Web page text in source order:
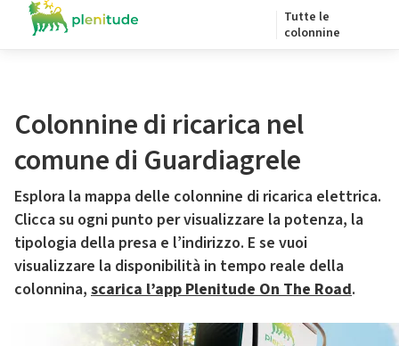
Tutte le
colonnine
Colonnine di ricarica nel
comune di Guardiagrele
Esplora la mappa delle colonnine di ricarica elettrica.
Clicca su ogni punto per visualizzare la potenza, la
tipologia della presa e l’indirizzo. E se vuoi
visualizzare la disponibilità in tempo reale della
colonnina, scarica l’app Plenitude On The Road.